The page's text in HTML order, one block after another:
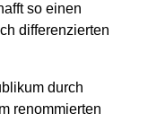
so einen
differenzierten
durch
renommierten